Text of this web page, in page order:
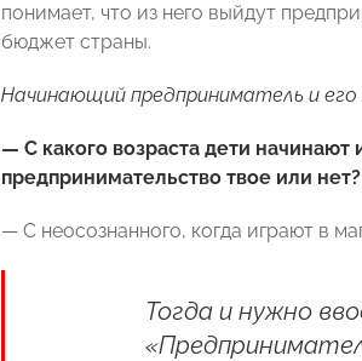
понимает, что из него выйдут
бюджет страны.
Начинающий предприниматель и его
— С какого возраста дети
предпринимательство твое или нет?
— С неосознанного, когда играют в
Тогда и нужно